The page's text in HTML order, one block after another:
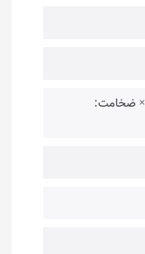
طول: 140mm × عرض: 94mm × ضخامت: